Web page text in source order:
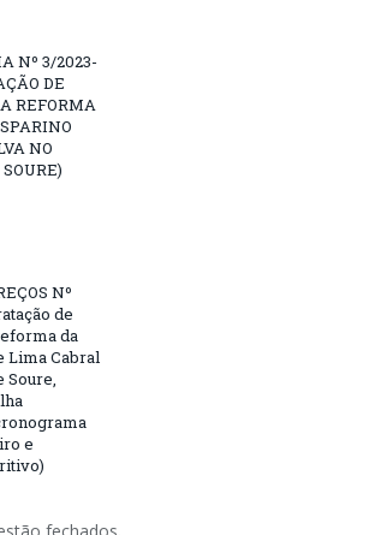
Nº 3/2023-
DE
REFORMA
NO
Nº
de
da
Lima Cabral
Soure,
e